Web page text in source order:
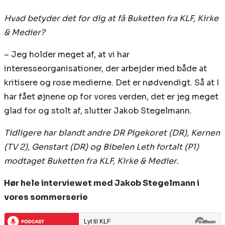
Hvad betyder det for dig at få Buketten fra KLF, Kirke
& Medier?
– Jeg holder meget af, at vi har
interesseorganisationer, der arbejder med både at
kritisere og rose medierne. Det er nødvendigt. Så at I
har fået øjnene op for vores verden, det er jeg meget
glad for og stolt af, slutter Jakob Stegelmann.
Tidligere har blandt andre DR Pigekoret (DR), Kernen
(TV 2), Genstart (DR) og Bibelen Leth fortalt (P1)
modtaget Buketten fra KLF, Kirke & Medier.
Hør hele interviewet med Jakob Stegelmann i
vores sommerserie